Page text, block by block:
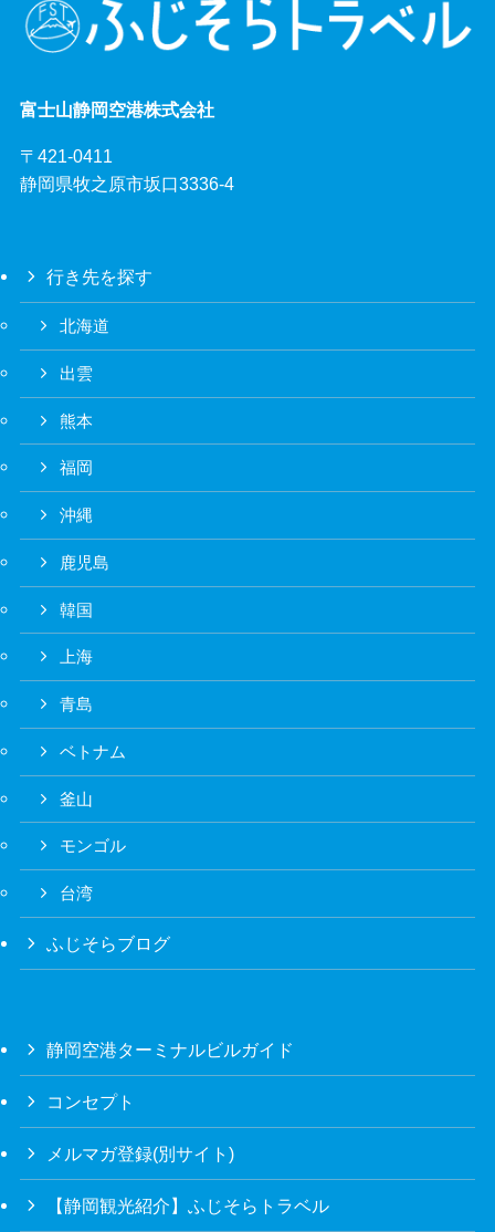
富士山静岡空港株式会社
〒421-0411
静岡県牧之原市坂口3336-4
行き先を探す
北海道
出雲
熊本
福岡
沖縄
鹿児島
韓国
上海
青島
ベトナム
釜山
モンゴル
台湾
ふじそらブログ
静岡空港ターミナルビルガイド
コンセプト
メルマガ登録(別サイト)
【静岡観光紹介】ふじそらトラベル